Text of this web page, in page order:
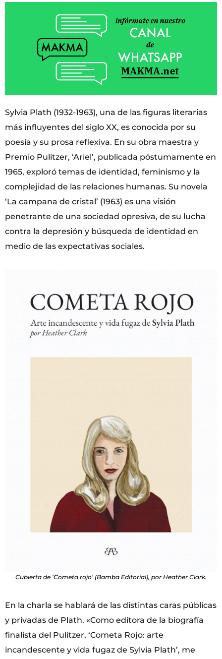
Sylvia Plath (1932-1963), una de las figuras literarias
más influyentes del siglo XX, es conocida por su
poesía y su prosa reflexiva. En su obra maestra y
Premio Pulitzer, ‘Ariel’, publicada póstumamente en
1965, exploró temas de identidad, feminismo y la
complejidad de las relaciones humanas. Su novela
‘La campana de cristal’ (1963) es una visión
penetrante de una sociedad opresiva, de su lucha
contra la depresión y búsqueda de identidad en
medio de las expectativas sociales.
Cubierta de ‘Cometa rojo’ (Bamba Editorial), por Heather Clark.
En la charla se hablará de las distintas caras públicas
y privadas de Plath. «Como editora de la biografía
finalista del Pulitzer, ‘Cometa Rojo: arte
incandescente y vida fugaz de Sylvia Plath’, me